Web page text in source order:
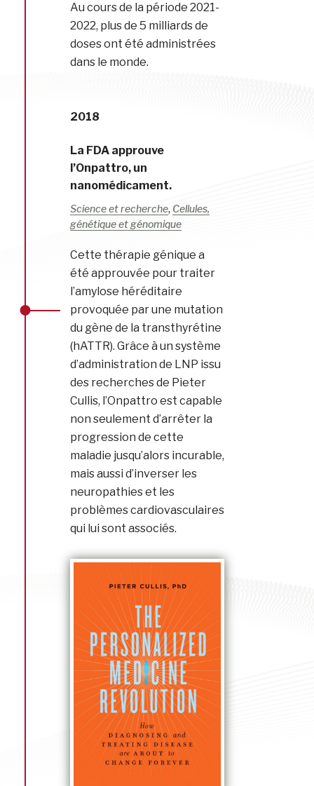
Au cours de la période 2021-
2022, plus de 5 milliards de
doses ont été administrées
dans le monde.
2018
La FDA approuve
l’Onpattro, un
nanomédicament.
Science et recherche, Cellules,
génétique et génomique
Cette thérapie génique a
été approuvée pour traiter
l’amylose héréditaire
provoquée par une mutation
du gène de la transthyrétine
(hATTR). Grâce à un système
d’administration de LNP issu
des recherches de Pieter
Cullis, l’Onpattro est capable
non seulement d’arrêter la
progression de cette
maladie jusqu’alors incurable,
mais aussi d’inverser les
neuropathies et les
problèmes cardiovasculaires
qui lui sont associés.